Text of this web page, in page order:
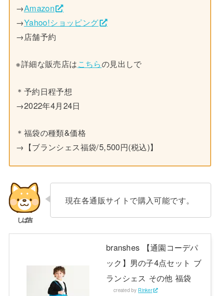
→Amazon
→Yahoo!ショッピング
→店舗予約
※詳細な販売店はこちらの見出しで
＊予約日程予想
→2022年4月24日
＊福袋の種類&価格
→【ブランシェス福袋/5,500円(税込)】
現在各通販サイトで購入可能です。
branshes 【通園コーデパ
ック】男の子4点セット ブ
ランシェス その他 福袋
created by Rinker